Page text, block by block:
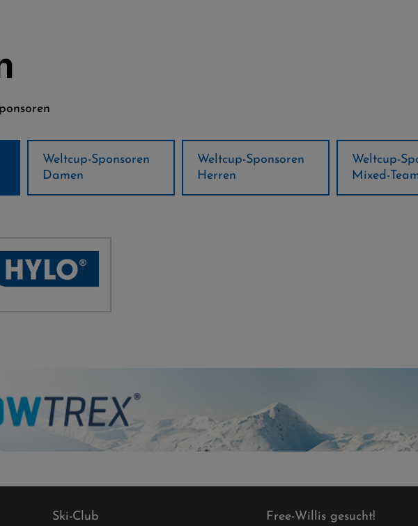
Weltcup-Sponsoren
Herren
Weltcup-Sponsoren
Mixed-Team
Regions-
Ski-Club Free-Willis gesucht!